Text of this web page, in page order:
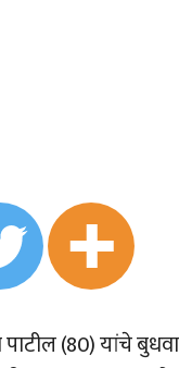
(80) यांचे